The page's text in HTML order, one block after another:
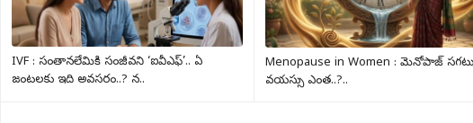
IVF : సంతానలేమికి సంజీవని ‘ఐవీఎఫ్’.. ఏ
జంటలకు ఇది అవసరం..? న..
Menopause in Women : మెనోపాజ్
వయస్సు ఎంత..?..